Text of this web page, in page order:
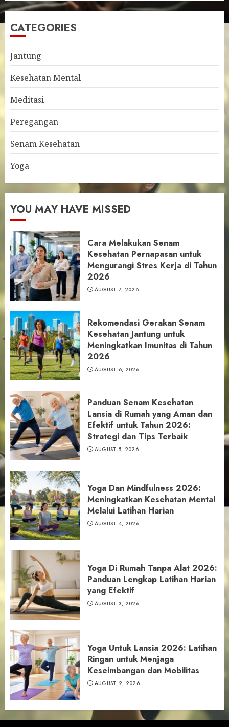
CATEGORIES
Jantung
Kesehatan Mental
Meditasi
Peregangan
Senam Kesehatan
Yoga
YOU MAY HAVE MISSED
Cara Melakukan Senam
Kesehatan Pernapasan untuk
Mengurangi Stres Kerja di Tahun
2026
AUGUST 7, 2026
Rekomendasi Gerakan Senam
Kesehatan Jantung untuk
Meningkatkan Imunitas di Tahun
2026
AUGUST 6, 2026
Panduan Senam Kesehatan
Lansia di Rumah yang Aman dan
Efektif untuk Tahun 2026:
Strategi dan Tips Terbaik
AUGUST 5, 2026
Yoga Dan Mindfulness 2026:
Meningkatkan Kesehatan Mental
Melalui Latihan Harian
AUGUST 4, 2026
Yoga Di Rumah Tanpa Alat 2026:
Panduan Lengkap Latihan Harian
yang Efektif
AUGUST 3, 2026
Yoga Untuk Lansia 2026: Latihan
Ringan untuk Menjaga
Keseimbangan dan Mobilitas
AUGUST 2, 2026